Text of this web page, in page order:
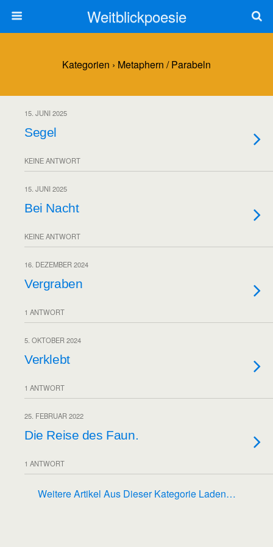
Weitblickpoesie
Kategorien › Metaphern / Parabeln
15. JUNI 2025
Segel
KEINE ANTWORT
15. JUNI 2025
Bei Nacht
KEINE ANTWORT
16. DEZEMBER 2024
Vergraben
1 ANTWORT
5. OKTOBER 2024
Verklebt
1 ANTWORT
25. FEBRUAR 2022
Die Reise des Faun.
1 ANTWORT
Weitere Artikel Aus Dieser Kategorie Laden…